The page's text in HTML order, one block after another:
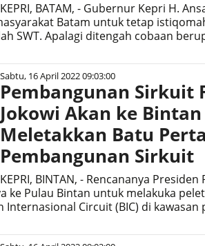
KEPRI, BATAM, - Gubernur Kepri H.
Batam untuk tetap
SWT. Apalagi ditengah cobaan
Sabtu, 16 April 2022 09:03:00
Pembangunan Sirkuit
Jokowi Akan ke
Meletakkan Batu
Pembangunan Sirkuit
KEPRI, BINTAN, - Rencananya
ke Pulau Bintan untuk melakuka
Circuit (BIC) di kawasan